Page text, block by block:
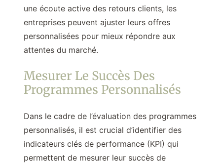
une écoute active des retours clients, les
entreprises peuvent ajuster leurs offres
personnalisées pour mieux répondre aux
attentes du marché.
Mesurer Le Succès Des
Programmes Personnalisés
Dans le cadre de l’évaluation des programmes
personnalisés, il est crucial d’identifier des
indicateurs clés de performance (KPI) qui
permettent de mesurer leur succès de